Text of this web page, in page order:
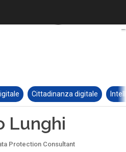
Cittadinanza digitale
Lunghi
Protection Consultant